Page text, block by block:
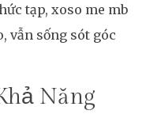
tạp, xoso me mb
vẫn sống sót góc
Năng